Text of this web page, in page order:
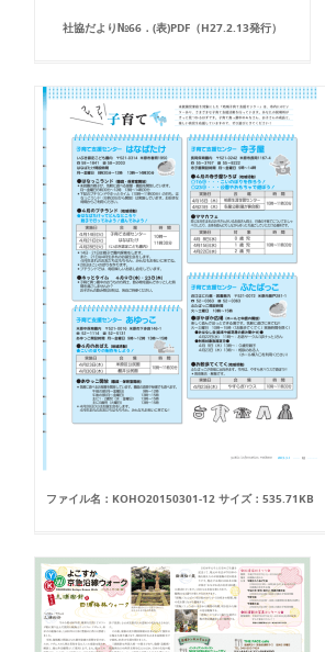
社協だより№66．(表)PDF（H27.2.13発行）
ファイル名：KOHO20150301-12 サイズ：535.71KB